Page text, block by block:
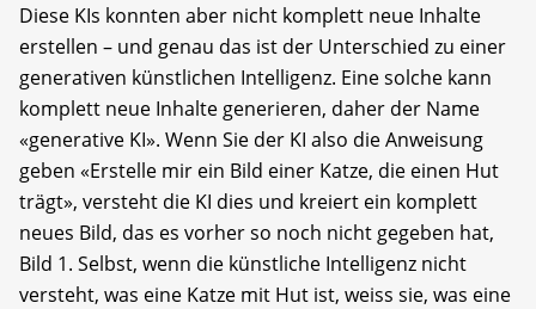
Diese KIs konnten aber nicht komplett neue Inhalte
erstellen – und genau das ist der Unterschied zu einer
generativen künstlichen Intelligenz. Eine solche kann
komplett neue Inhalte generieren, daher der Name
«generative KI». Wenn Sie der KI also die Anweisung
geben «Erstelle mir ein Bild einer Katze, die einen Hut
trägt», versteht die KI dies und kreiert ein komplett
neues Bild, das es vorher so noch nicht gegeben hat,
Bild 1. Selbst, wenn die künstliche Intelligenz nicht
versteht, was eine Katze mit Hut ist, weiss sie, was eine